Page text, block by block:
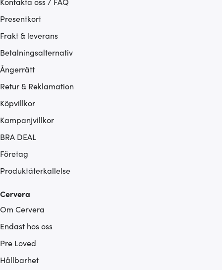
Presentkort
Frakt & leverans
Betalningsalternativ
Ångerrätt
Retur & Reklamation
Köpvillkor
Kampanjvillkor
BRA DEAL
Företag
Produktåterkallelse
Cervera
Om Cervera
Endast hos oss
Pre Loved
Hållbarhet